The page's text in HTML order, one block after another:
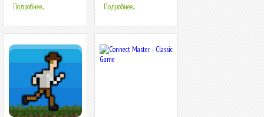
Подробнее... Подробнее...